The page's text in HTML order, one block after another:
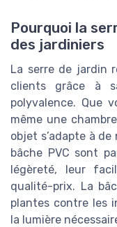
Pourquoi la
des jardiniers
La serre de jardin
clients grâce à
polyvalence. Que
même une
objet s’adapte à de
bâche PVC sont
légèreté, leur
qualité-prix. La
plantes contre les
la lumière